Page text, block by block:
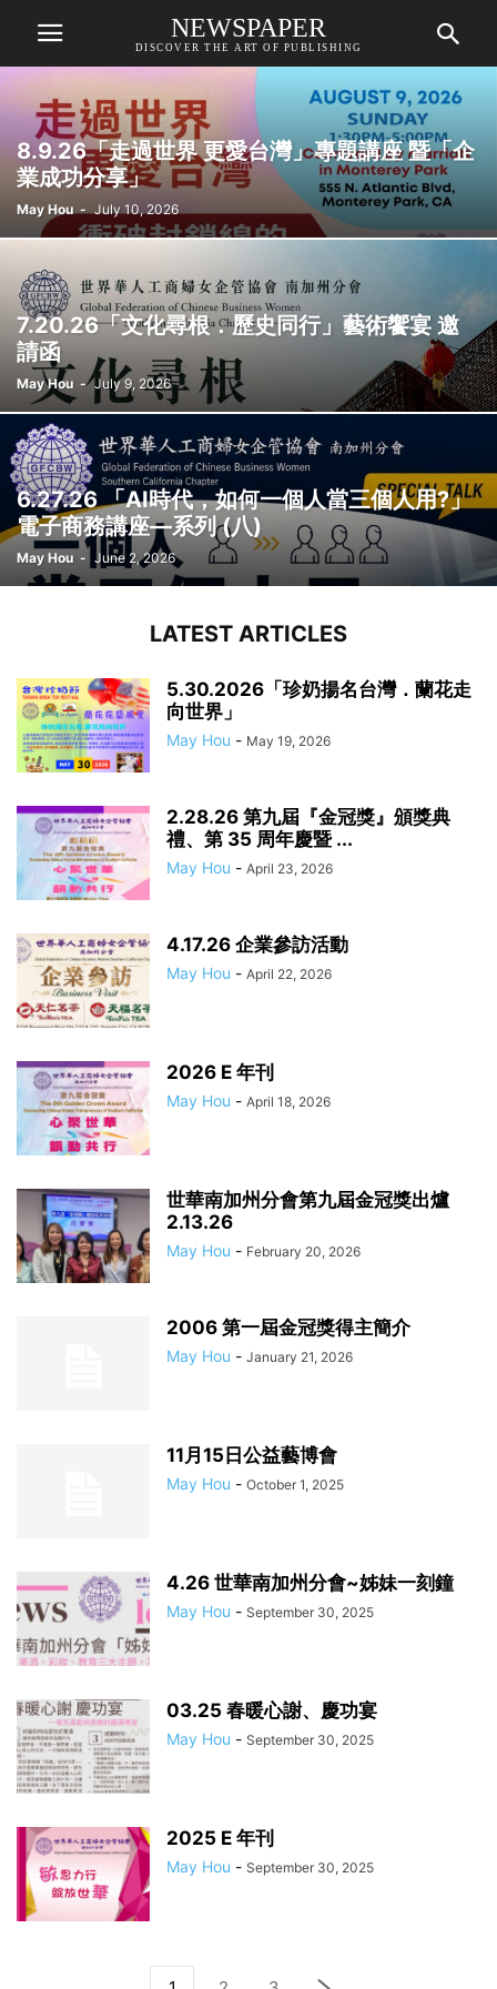
NEWSPAPER
DISCOVER THE ART OF PUBLISHING
8.9.26「走過世界 更愛台灣」專題講座 暨「企
業成功分享」
May Hou - July 10, 2026
7.20.26「文化尋根．歷史同行」藝術饗宴 邀
請函
May Hou - July 9, 2026
6.27.26 「AI時代，如何一個人當三個人用?」
電子商務講座—系列 (八)
May Hou - June 2, 2026
LATEST ARTICLES
5.30.2026「珍奶揚名台灣．蘭花走
向世界」
May Hou - May 19, 2026
2.28.26 第九屆『金冠獎』頒獎典
禮、第 35 周年慶暨 ...
May Hou - April 23, 2026
4.17.26 企業參訪活動
May Hou - April 22, 2026
2026 E 年刊
May Hou - April 18, 2026
世華南加州分會第九屆金冠獎出爐
2.13.26
May Hou - February 20, 2026
2006 第一屆金冠獎得主簡介
May Hou - January 21, 2026
11月15日公益藝博會
May Hou - October 1, 2025
4.26 世華南加州分會~姊妹一刻鐘
May Hou - September 30, 2025
03.25 春暖心謝、慶功宴
May Hou - September 30, 2025
2025 E 年刊
May Hou - September 30, 2025